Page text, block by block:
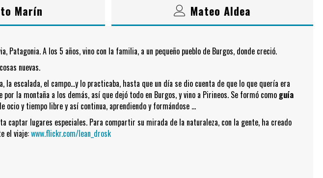
Marín Mateo Aldea
Patagonia. A los 5 años, vino con la familia, a un pequeño pueblo de Burgos, donde creció.
nuevas.
la escalada, el campo…y lo practicaba, hasta que un día se dio cuenta de que lo que quería era
la montaña a los demás, así que dejó todo en Burgos, y vino a Pirineos. Se formó como guía
ocio y tiempo libre y así continua, aprendiendo y formándose …
captar lugares especiales. Para compartir su mirada de la naturaleza, con la gente, ha creado
el viaje:www.flickr.com/lean_drosk